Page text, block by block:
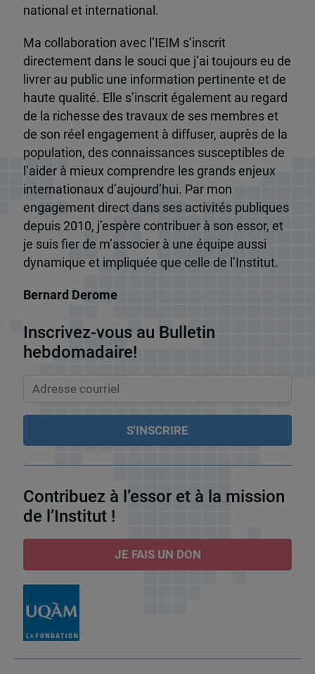
national et international.
Ma collaboration avec l’IEIM s’inscrit
directement dans le souci que j’ai toujours eu de
livrer au public une information pertinente et de
haute qualité. Elle s’inscrit également au regard
de la richesse des travaux de ses membres et
de son réel engagement à diffuser, auprès de la
population, des connaissances susceptibles de
l’aider à mieux comprendre les grands enjeux
internationaux d’aujourd’hui. Par mon
engagement direct dans ses activités publiques
depuis 2010, j’espère contribuer à son essor, et
je suis fier de m’associer à une équipe aussi
dynamique et impliquée que celle de l’Institut.
Bernard Derome
Inscrivez-vous au Bulletin
hebdomadaire!
Contribuez à l’essor et à la mission
de l’Institut !
JE FAIS UN DON